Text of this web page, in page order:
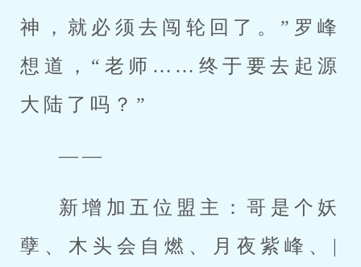
神，就必须去闯轮回了。”罗峰
想道，“老师……终于要去起源
大陆了吗？”
——
新增加五位盟主：哥是个妖
孽、木头会自燃、月夜紫峰、|